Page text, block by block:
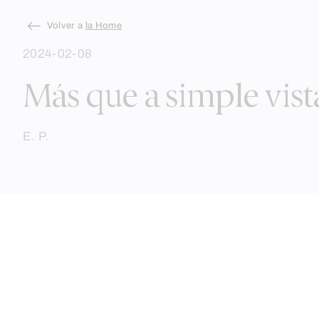
content
Volver a la Home
2024-02-08
Más que a simple
E. P.